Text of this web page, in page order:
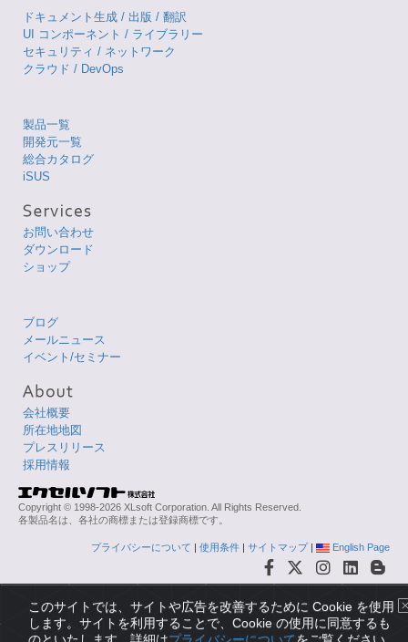
ドキュメント生成 / 出版 / 翻訳
UI コンポーネント / ライブラリー
セキュリティ / ネットワーク
クラウド / DevOps
製品一覧
開発元一覧
総合カタログ
iSUS
お問い合わせ
ダウンロード
ショップ
ブログ
メールニュース
イベント/セミナー
会社概要
所在地地図
プレスリリース
採用情報
Copyright © 1998-2026 XLsoft Corporation. All Rights Reserved.
各製品名は、各社の商標または登録商標です。
プライバシーについて | 使用条件 | サイトマップ| English Page
このサイトでは、サイトや広告を改善するために Cookie を使用
します。サイトを利用することで、Cookie の使用に同意するも